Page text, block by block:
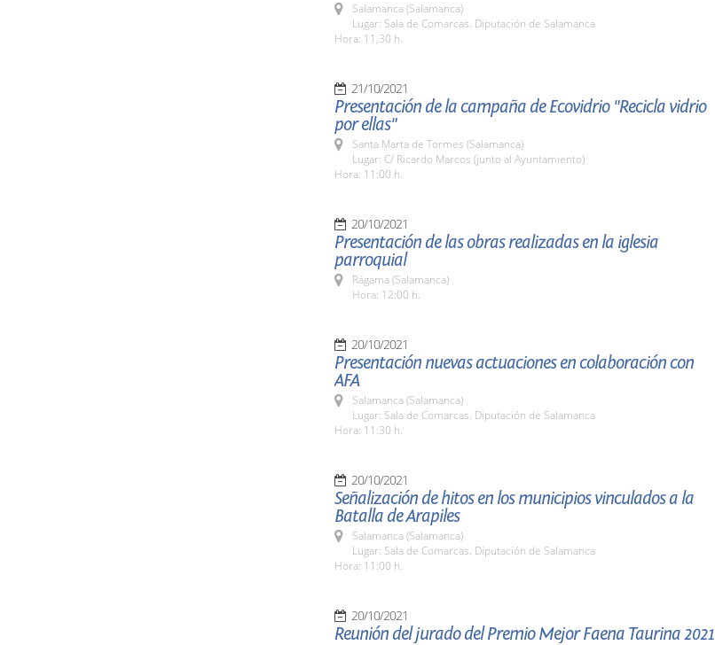
Salamanca (Salamanca)
Lugar: Sala de Comarcas. Diputación de Salamanca
Hora: 11,30 h.
21/10/2021
Presentación de la campaña de Ecovidrio "Recicla vidrio
por ellas"
Santa Marta de Tormes (Salamanca)
Lugar: C/ Ricardo Marcos (junto al Ayuntamiento)
Hora: 11:00 h.
20/10/2021
Presentación de las obras realizadas en la iglesia
parroquial
Rágama (Salamanca)
Hora: 12:00 h.
20/10/2021
Presentación nuevas actuaciones en colaboración con
AFA
Salamanca (Salamanca)
Lugar: Sala de Comarcas. Diputación de Salamanca
Hora: 11:30 h.
20/10/2021
Señalización de hitos en los municipios vinculados a la
Batalla de Arapiles
Salamanca (Salamanca)
Lugar: Sala de Comarcas. Diputación de Salamanca
Hora: 11:00 h.
20/10/2021
Reunión del jurado del Premio Mejor Faena Taurina 2021